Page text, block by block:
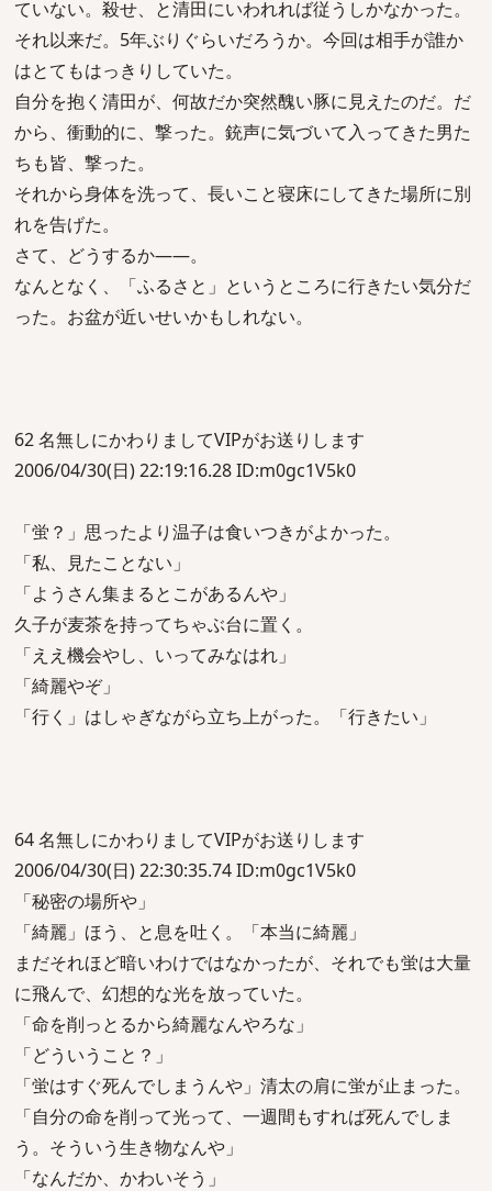
ていない。殺せ、と清田にいわれれば従うしかなかった。
それ以来だ。5年ぶりぐらいだろうか。今回は相手が誰か
はとてもはっきりしていた。
自分を抱く清田が、何故だか突然醜い豚に見えたのだ。だ
から、衝動的に、撃った。銃声に気づいて入ってきた男た
ちも皆、撃った。
それから身体を洗って、長いこと寝床にしてきた場所に別
れを告げた。
さて、どうするか――。
なんとなく、「ふるさと」というところに行きたい気分だ
った。お盆が近いせいかもしれない。
62 名無しにかわりましてVIPがお送りします
2006/04/30(日) 22:19:16.28 ID:m0gc1V5k0
「蛍？」思ったより温子は食いつきがよかった。
「私、見たことない」
「ようさん集まるとこがあるんや」
久子が麦茶を持ってちゃぶ台に置く。
「ええ機会やし、いってみなはれ」
「綺麗やぞ」
「行く」はしゃぎながら立ち上がった。「行きたい」
64 名無しにかわりましてVIPがお送りします
2006/04/30(日) 22:30:35.74 ID:m0gc1V5k0
「秘密の場所や」
「綺麗」ほう、と息を吐く。「本当に綺麗」
まだそれほど暗いわけではなかったが、それでも蛍は大量
に飛んで、幻想的な光を放っていた。
「命を削っとるから綺麗なんやろな」
「どういうこと？」
「蛍はすぐ死んでしまうんや」清太の肩に蛍が止まった。
「自分の命を削って光って、一週間もすれば死んでしま
う。そういう生き物なんや」
「なんだか、かわいそう」